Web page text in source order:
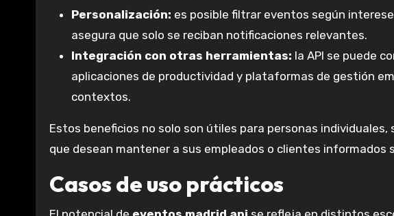
Personalización: es posible filtrar eventos según
asegura que solo se reciban notificaciones relevantes.
Integración con otras herramientas: la API se puede
aplicaciones de productividad y plataformas de gestión
contextos.
Estos beneficios no solo son útiles para personas
que desean mantener a sus empleados o clientes informados
Casos de uso prácticos